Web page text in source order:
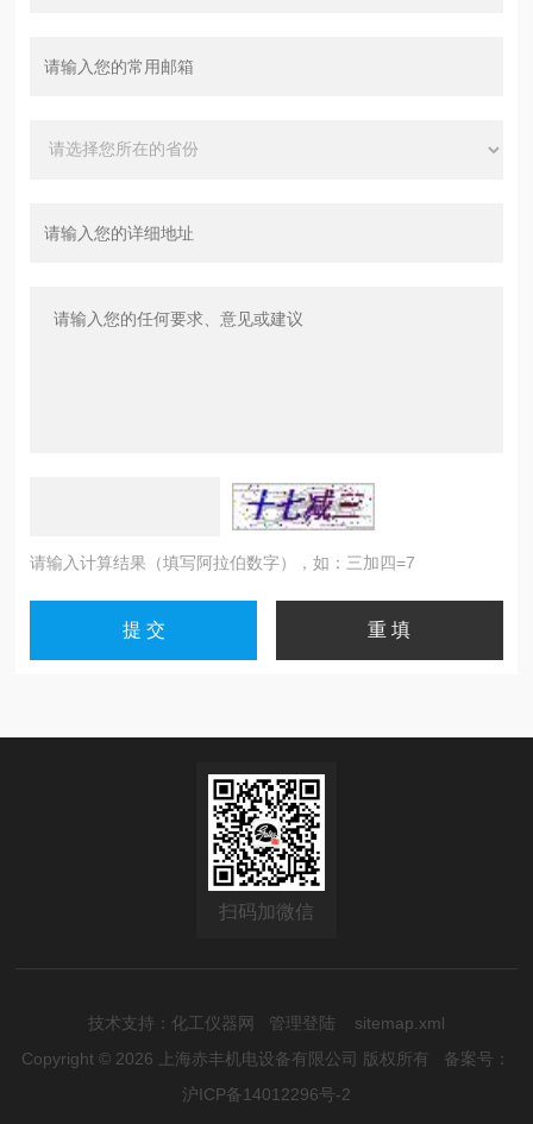
请输入计算结果（填写阿拉伯数字），如：三加四=7
扫码加微信
技术支持： 化工仪器网 管理登陆
sitemap.xml
Copyright © 2026 上海赤丰机电设备有限公司 版权所有 备案号：
沪ICP备14012296号-2